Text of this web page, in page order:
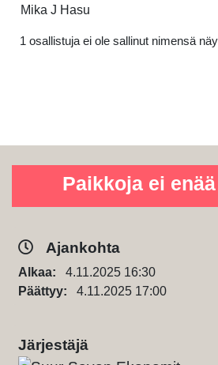
Mika J Hasu
1 osallistuja ei ole sallinut nimensä
Paikkoja ei
Ajankohta
Alkaa: 4.11.2025 16:30
Päättyy: 4.11.2025 17:00
Järjestäjä